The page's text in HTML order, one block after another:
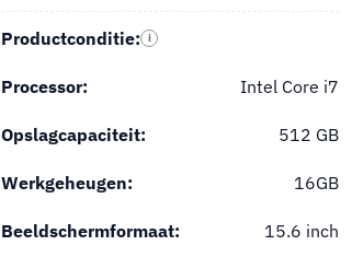
Productconditie: i
Processor: Intel Core i7
Opslagcapaciteit: 512 GB
Werkgeheugen: 16GB
Beeldschermformaat: 15.6 inch